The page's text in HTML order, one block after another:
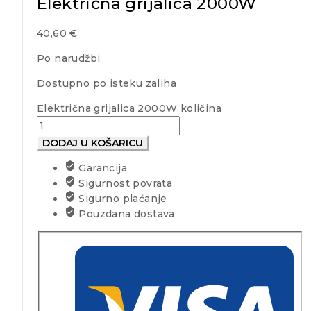
40,60€
Po narudžbi
Dostupno po isteku zaliha
Električna grijalica 2000W količina
DODAJ U KOŠARICU
Garancija
Sigurnost povrata
Sigurno plaćanje
Pouzdana dostava